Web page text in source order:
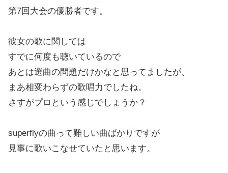
第7回大会の優勝者です。
彼女の歌に関しては
すでに何度も聴いているので
あとは選曲の問題だけかなと思ってましたが、
まあ相変わらずの歌唱力でしたね。
さすがプロという感じでしょうか？
superflyの曲って難しい曲ばかりですが
見事に歌いこなせていたと思います。